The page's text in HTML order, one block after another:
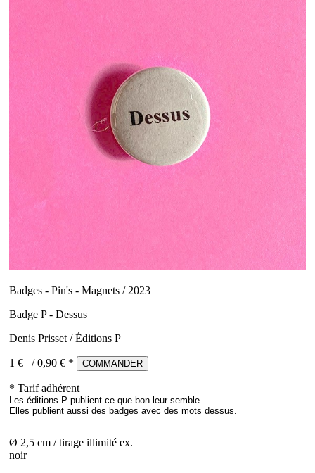
Badges - Pin's - Magnets / 2023
Badge P - Dessus
Denis Prisset / Éditions P
1 € /0,90 € * COMMANDER
* Tarif adhérent
Les éditions P publient ce que bon leur semble.
Elles publient aussi des badges avec des mots dessus.
Ø 2,5 cm / tirage illimité ex.
noir